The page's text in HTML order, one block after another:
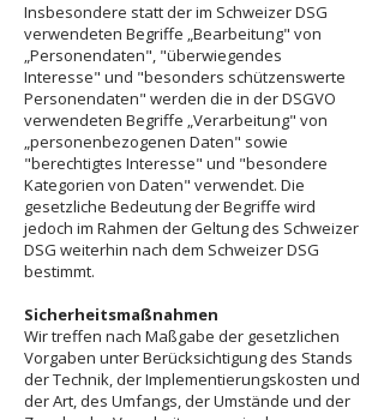
Insbesondere statt der im Schweizer DSG
verwendeten Begriffe „Bearbeitung" von
„Personendaten", "überwiegendes
Interesse" und "besonders schützenswerte
Personendaten" werden die in der DSGVO
verwendeten Begriffe „Verarbeitung" von
„personenbezogenen Daten" sowie
"berechtigtes Interesse" und "besondere
Kategorien von Daten" verwendet. Die
gesetzliche Bedeutung der Begriffe wird
jedoch im Rahmen der Geltung des Schweizer
DSG weiterhin nach dem Schweizer DSG
bestimmt.
Sicherheitsmaßnahmen
Wir treffen nach Maßgabe der gesetzlichen
Vorgaben unter Berücksichtigung des Stands
der Technik, der Implementierungskosten und
der Art, des Umfangs, der Umstände und der